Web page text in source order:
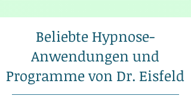
Beliebte Hypnose-
Anwendungen und